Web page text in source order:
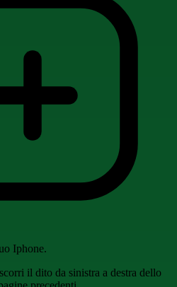
Iphone.
il dito da sinistra a destra dello